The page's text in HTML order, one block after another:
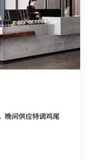
晚间供应特调鸡尾